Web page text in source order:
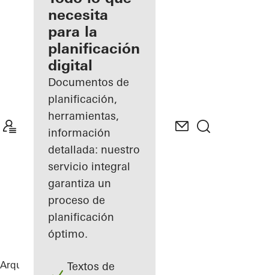
registrado
Descubre
mi área
de
trabajo
necesita
para la
planificación
digital
Documentos de
planificación,
herramientas,
información
detallada: nuestro
servicio integral
garantiza un
proceso de
planificación
óptimo.
Textos de
Arquitectos ReferenciasFLOAT